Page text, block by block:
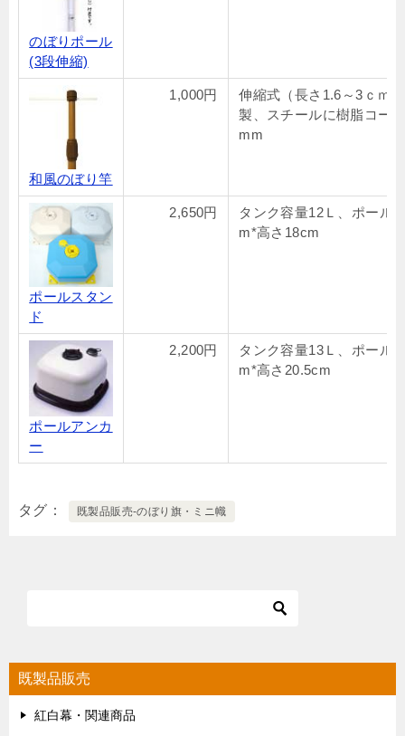
のぼりポール
(3段伸縮)
和風のぼり竿
1,000円
伸縮式（長さ1.6～3ｃｍ
製、スチールに樹脂コー
mm
ポールスタン
ド
2,650円
タンク容量12Ｌ、ポール
m*高さ18cm
ポールアンカ
ー
2,200円
タンク容量13Ｌ、ポール
m*高さ20.5cm
タグ 既製品販売-のぼり旗・ミニ幟
既製品販売
紅白幕・関連商品